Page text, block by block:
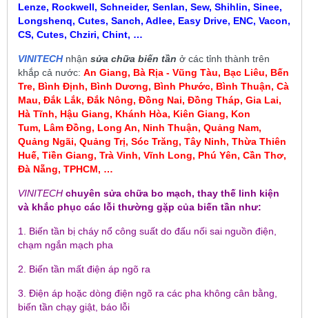
Lenze, Rockwell, Schneider, Senlan, Sew, Shihlin, Sinee,
Longshenq, Cutes, Sanch, Adlee, Easy Drive, ENC, Vacon,
CS, Cutes, Chziri, Chint, …
VINITECHnhận sửa chữa biến tần ở các tỉnh thành trên
khắp cả nước: An Giang, Bà Rịa - Vũng Tàu, Bạc Liêu, Bến
Tre, Bình Định, Bình Dương, Bình Phước, Bình Thuận, Cà
Mau, Đắk Lắk, Đắk Nông, Đồng Nai, Đồng Tháp, Gia Lai,
Hà Tĩnh, Hậu Giang, Khánh Hòa, Kiên Giang, Kon
Tum, Lâm Đồng, Long An, Ninh Thuận, Quảng Nam,
Quảng Ngãi, Quảng Trị, Sóc Trăng, Tây Ninh, Thừa Thiên
Huế, Tiền Giang, Trà Vinh, Vĩnh Long, Phú Yên, Cần Thơ,
Đà Nẵng, TPHCM, …
VINITECH chuyên sửa chữa bo mạch, thay thế linh kiện
và khắc phục các lỗi thường gặp của biến tần như:
1. Biến tần bị cháy nổ công suất do đấu nối sai nguồn điện,
chạm ngắn mạch pha
2. Biến tần mất điện áp ngõ ra
3. Điện áp hoặc dòng điện ngõ ra các pha không cân bằng,
biến tần chạy giật, báo lỗi